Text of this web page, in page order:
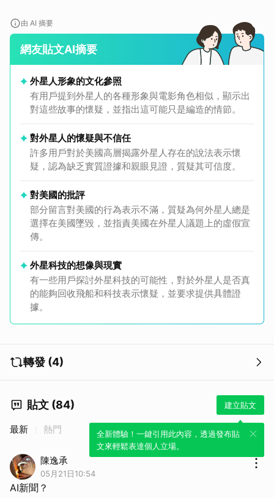
由 AI 摘要
網友貼文AI摘要
外星人形象的文化參照
有用戶提到外星人的各種形象與電影角色相似，顯示出
對這些故事的懷疑，並指出這可能只是編造的情節。
對外星人的懷疑與不信任
許多用戶對於美國高層揭露外星人存在的說法表示懷
疑，認為缺乏實質證據和親眼見證，質疑其可信度。
對美國的批評
部分留言對美國的行為表示不滿，質疑為何外星人總是
選擇在美國墜毀，並指責美國在外星人議題上的虛假宣
傳。
外星科技的想像與現實
有一些用戶探討外星科技的可能性，對於外星人是否真
的能夠回收飛船和科技表示懷疑，並要求提供具體證
據。
轉發 (4)
貼文 (84) 建立貼文
全新體驗！一鍵引用此內容，透過發布貼
文來輕鬆表達個人立場。
最新 熱門
陳逸承
05月21日10:54
AI新聞？